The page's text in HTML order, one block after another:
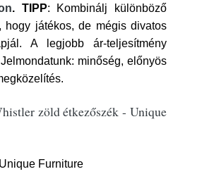
. TIPP: Kombinálj különböző
hogy játékos, de mégis divatos
A legjobb ár-teljesítmény
minőség, előnyös
zöld étkezőszék - Unique
Unique Furniture